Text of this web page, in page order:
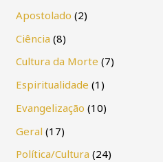
Apostolado (2)
Ciência (8)
Cultura da Morte (7)
Espiritualidade (1)
Evangelização (10)
Geral (17)
Política/Cultura (24)